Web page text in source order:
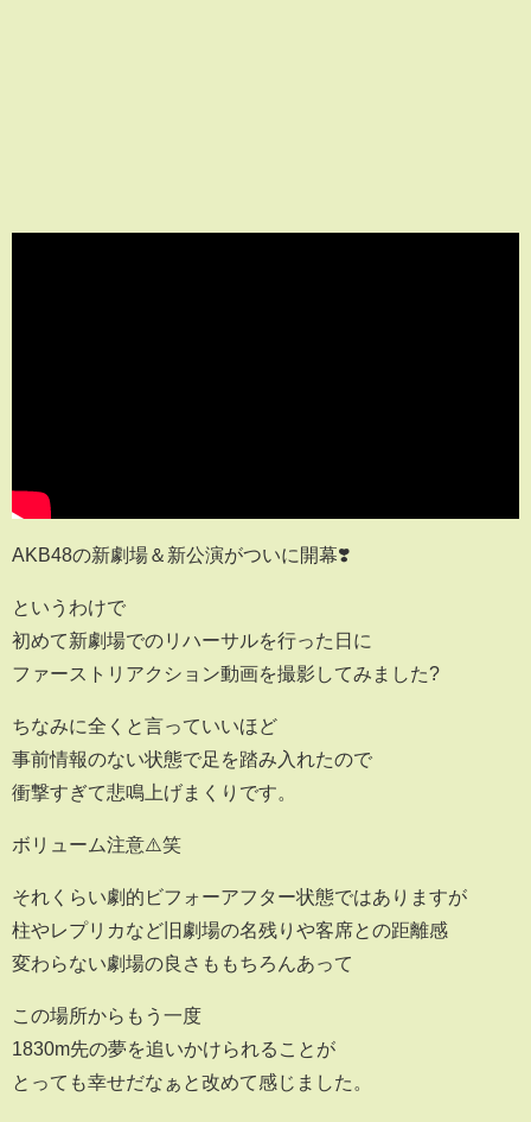
AKB48の新劇場＆新公演がついに開幕❣️
というわけで
初めて新劇場でのリハーサルを行った日に
ファーストリアクション動画を撮影してみました?
ちなみに全くと言っていいほど
事前情報のない状態で足を踏み入れたので
衝撃すぎて悲鳴上げまくりです。
ボリューム注意⚠️笑
それくらい劇的ビフォーアフター状態ではありますが
柱やレプリカなど旧劇場の名残りや客席との距離感
変わらない劇場の良さももちろんあって
この場所からもう一度
1830m先の夢を追いかけられることが
とっても幸せだなぁと改めて感じました。